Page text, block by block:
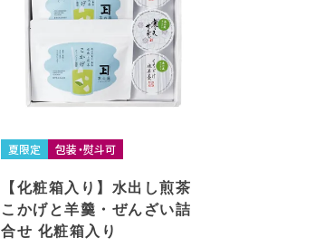
夏限定 包装・熨斗可
【化粧箱入り】水出し煎茶
こかげと羊羹・ぜんざい詰
合せ 化粧箱入り